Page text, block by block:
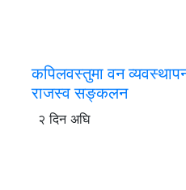
कपिलवस्तुमा वन
राजस्व सङ्कलन
२ दिन अघि